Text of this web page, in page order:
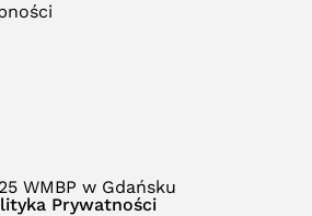
WMBP w Gdańsku
Prywatności